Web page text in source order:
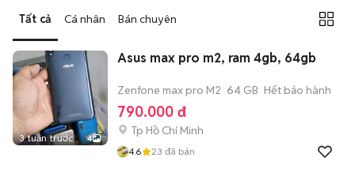
Tất cả Cá nhân Bán chuyên
3 tuần trước 4
Asus max pro m2, ram 4gb, 64gb
Zenfone max pro M2 64 GB Hết bảo hành
790.000 đ
Tp Hồ Chí Minh
4.6 23 đã bán